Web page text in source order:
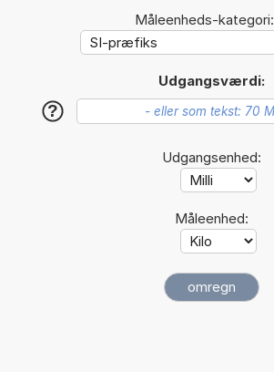
Måleenheds-kategori:
Udgangsværdi:
?
Udgangsenhed:
Måleenhed: